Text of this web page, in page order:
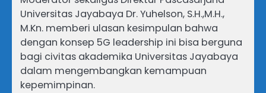
Universitas Jayabaya Dr. Yuhelson, S.H.,M.H.,
M.Kn. memberi ulasan kesimpulan bahwa
dengan konsep 5G leadership ini bisa berguna
bagi civitas akademika Universitas Jayabaya
dalam mengembangkan kemampuan
kepemimpinan.